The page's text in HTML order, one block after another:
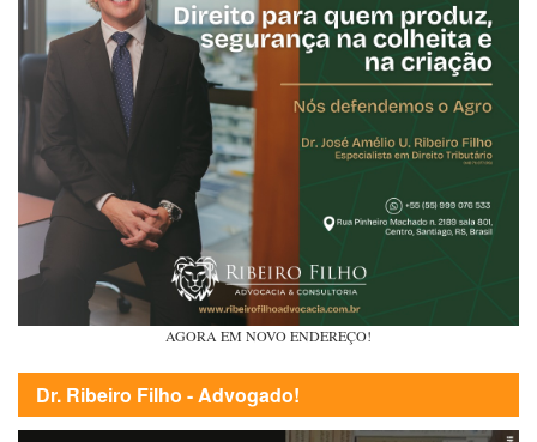
AGORA EM NOVO ENDEREÇO!
Dr. Ribeiro Filho - Advogado!